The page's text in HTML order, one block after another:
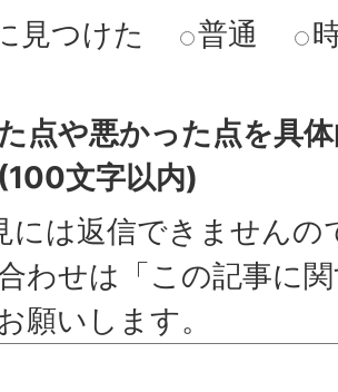
見つけた
普通
点や悪かった点を具
文字以内)
には返信できませんの
わせは「この記事に
願いします。